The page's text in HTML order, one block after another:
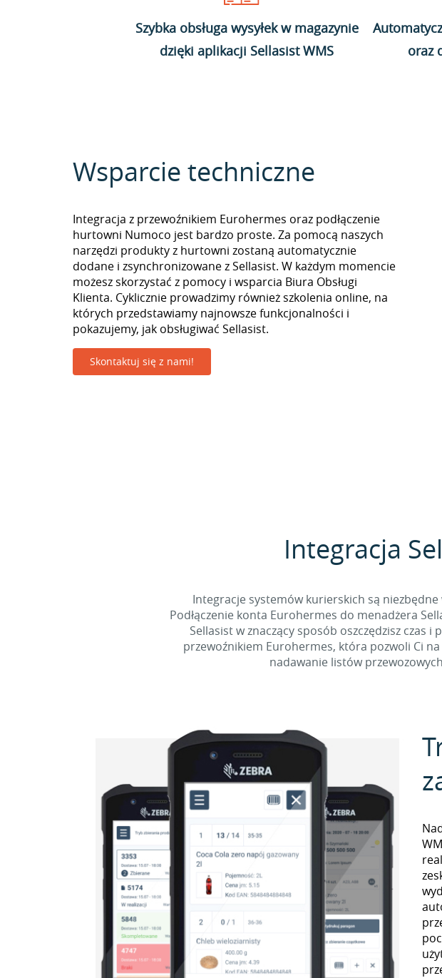
Szybka obsługa wysyłek w magazynie
dzięki aplikacji Sellasist WMS
oraz
Wsparcie techniczne
Integracja z przewoźnikiem Eurohermes oraz podłączenie
hurtowni Numoco jest bardzo proste. Za pomocą naszych
narzędzi produkty z hurtowni zostaną automatycznie
dodane i zsynchronizowane z Sellasist. W każdym momencie
możesz skorzystać z pomocy i wsparcia Biura Obsługi
Klienta. Cyklicznie prowadzimy również szkolenia online, na
których przedstawiamy najnowsze funkcjonalności i
pokazujemy, jak obsługiwać Sellasist.
Skontaktuj się z nami!
Integracja
Integracje systemów kurierskich są
Podłączenie konta Eurohermes do menadżera
Sellasist w znaczący sposób oszczędzisz czas
przewoźnikiem Eurohermes, która pozwoli Ci
nadawanie listów